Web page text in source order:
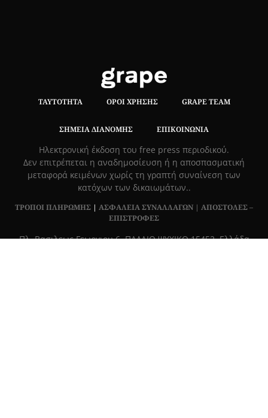
ΤΑΥΤΌΤΗΤΑ ΌΡΟΙ ΧΡΉΣΗΣ GRAPE TEAM
ΣΗΜΕΊΑ ΔΙΑΝΟΜΉΣ ΕΠΙΚΟΙΝΩΝΊΑ
Hλεκτρονική έκδοση του free press περιοδικού.
Δεν επιτρέπεται η αναδημοσίευση ή η αποσπασματική
μεταφορά κειμένων χωρίς τη γραπτή συναίνεση των
κατόχων των δικαιωμάτων..
ΤΡΟΠΟΙ ΠΛΗΡΩΜΗΣ | ΑΣΦΑΛΕΙΑ ΣΥΝΑΛΛΑΓΩΝ | ΑΠΟΣΤΟΛΕΣ –
ΕΠΙΣΤΡΟΦΕΣ
Πλ. Βασιλεως Γεωργιου 6, ΠΑΛΑΙΟ ΨΥΧΙΚΟ 15452, Ελλάδα